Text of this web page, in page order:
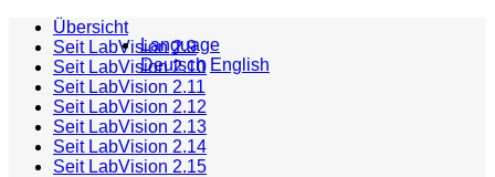
Language
Deutsch English
Übersicht
Seit LabVision 2.9
Seit LabVision 2.10
Seit LabVision 2.11
Seit LabVision 2.12
Seit LabVision 2.13
Seit LabVision 2.14
Seit LabVision 2.15